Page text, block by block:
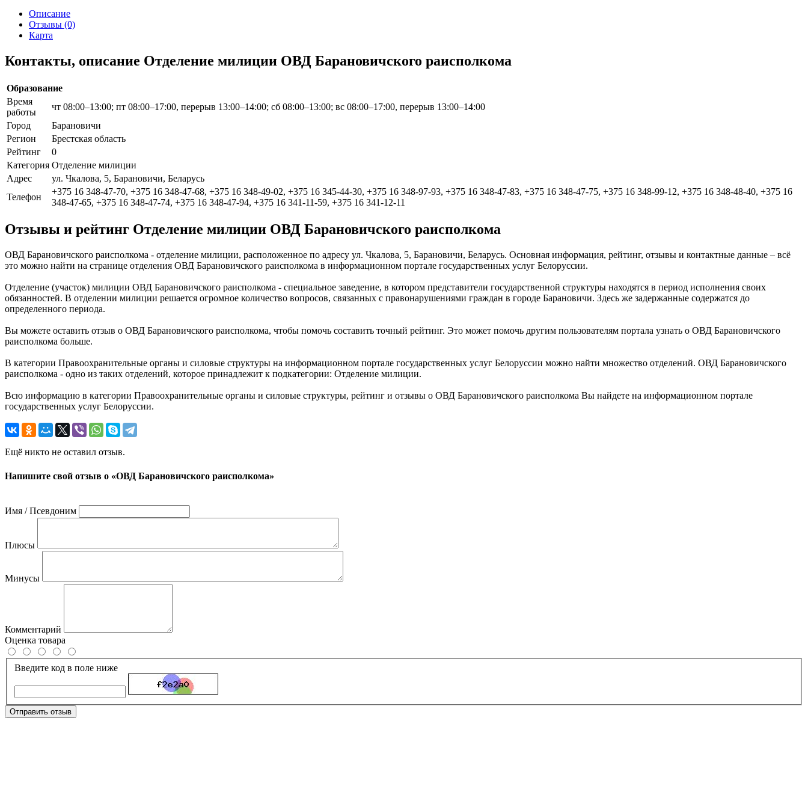
Описание
Отзывы (0)
Карта
Контакты, описание Отделение милиции ОВД Барановичского раисполкома
Образование
Время
работы
чт 08:00–13:00; пт 08:00–17:00, перерыв 13:00–14:00; сб 08:00–13:00; вс 08:00–17:00, перерыв 13:00–14:00
Город
Барановичи
Регион
Брестская область
Рейтинг
0
Категория Отделение милиции
Адрес
ул. Чкалова, 5, Барановичи, Беларусь
Телефон
+375 16 348-47-70, +375 16 348-47-68, +375 16 348-49-02, +375 16 345-44-30, +375 16 348-97-93, +375 16 348-47-83, +375 16 348-47-75, +375 16 348-99-12, +375 16 348-48-40, +375 16
348-47-65, +375 16 348-47-74, +375 16 348-47-94, +375 16 341-11-59, +375 16 341-12-11
Отзывы и рейтинг Отделение милиции ОВД Барановичского раисполкома
ОВД Барановичского раисполкома - отделение милиции, расположенное по адресу ул. Чкалова, 5, Барановичи, Беларусь. Основная информация, рейтинг, отзывы и контактные данные – всё
это можно найти на странице отделения ОВД Барановичского раисполкома в информационном портале государственных услуг Белоруссии.
Отделение (участок) милиции ОВД Барановичского раисполкома - специальное заведение, в котором представители государственной структуры находятся в период исполнения своих
обязанностей. В отделении милиции решается огромное количество вопросов, связанных с правонарушениями граждан в городе Барановичи. Здесь же задержанные содержатся до
определенного периода.
Вы можете оставить отзыв о ОВД Барановичского раисполкома, чтобы помочь составить точный рейтинг. Это может помочь другим пользователям портала узнать о ОВД Барановичского
раисполкома больше.
В категории Правоохранительные органы и силовые структуры на информационном портале государственных услуг Белоруссии можно найти множество отделений. ОВД Барановичского
раисполкома - одно из таких отделений, которое принадлежит к подкатегории: Отделение милиции.
Всю информацию в категории Правоохранительные органы и силовые структуры, рейтинг и отзывы о ОВД Барановичского раисполкома Вы найдете на информационном портале
государственных услуг Белоруссии.
Ещё никто не оставил отзыв.
Напишите свой отзыв о «ОВД Барановичского раисполкома»
Имя / Псевдоним
Плюсы
Минусы
Комментарий
Оценка товара
Введите код в поле ниже
Отправить отзыв